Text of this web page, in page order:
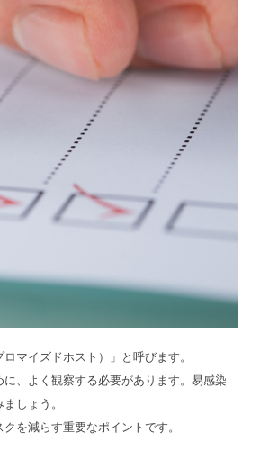
マイズドホスト）」と呼びます。
、よく観察する必要があります。易感染
しょう。
を減らす重要なポイントです。